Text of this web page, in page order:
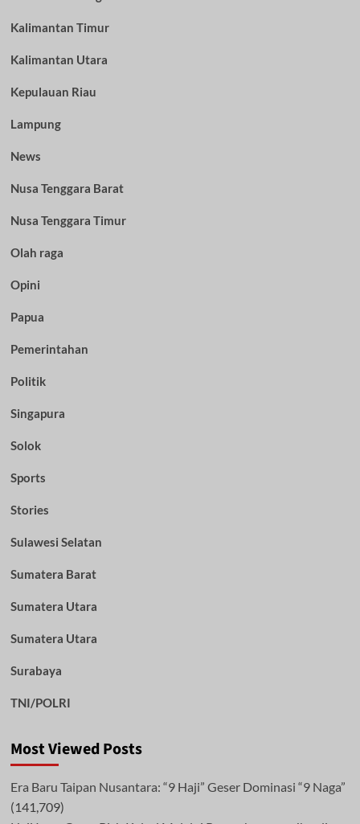
Kalimantan Timur
Kalimantan Utara
Kepulauan Riau
Lampung
News
Nusa Tenggara Barat
Nusa Tenggara Timur
Olah raga
Opini
Papua
Pemerintahan
Politik
Singapura
Solok
Sports
Stories
Sulawesi Selatan
Sumatera Barat
Sumatera Utara
Sumatera Utara
Surabaya
TNI/POLRI
Most Viewed Posts
Era Baru Taipan Nusantara: “9 Haji” Geser Dominasi “9 Naga”
(141,709)